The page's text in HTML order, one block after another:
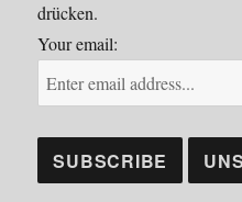
drücken.
Your email: